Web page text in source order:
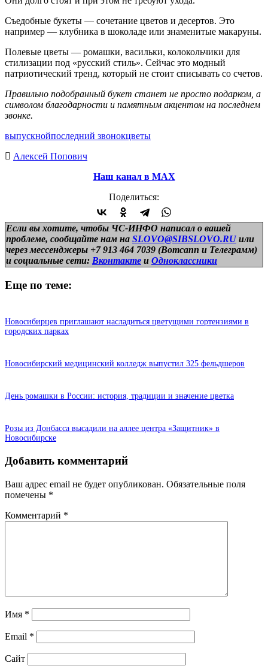
Съедобные букеты — сочетание цветов и десертов. Это
например — клубника в шоколаде или знаменитые макаруны.
Полевые цветы — ромашки, васильки, колокольчики для
стилизации под «русский стиль». Сейчас это модный
патриотический тренд, который не стоит списывать со счетов.
Правильно подобранный букет станет не просто подарком, а
символом благодарности и памятным акцентом на последнем
звонке.
выпускнойпоследний звонокцветы
Алексей Попович
Наш канал в МАХ
Поделиться:
Если вы хотите, чтобы ЧС-ИНФО написал о вашей
проблеме, сообщайте нам на SLOVO@SIBSLOVO.RU или
через мессенджеры +7 913 464 7039 (Вотсапп и Телеграмм)
и социальные сети: Вконтакте и Одноклассники
Еще по теме:
Новосибирцев приглашают насладиться цветущими гортензиями в
городских парках
Новосибирский медицинский колледж выпустил 325 фельдшеров
День ромашки в России: история, традиции и значение цветка
Розы из Донбасса высадили на аллее центра «Защитник» в
Новосибирске
Добавить комментарий
Ваш адрес email не будет опубликован. Обязательные поля
помечены *
Комментарий *
Имя *
Email *
Сайт